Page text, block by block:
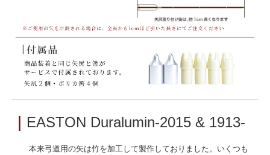
EASTON Duralumin-2015 & 1913-
本来弓道用の矢は竹を加工して製作しておりました。いくつも